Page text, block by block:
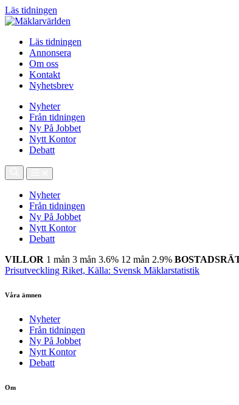
Läs tidningen
Läs tidningen
Annonsera
Om oss
Kontakt
Nyhetsbrev
Nyheter
Från tidningen
Ny På Jobbet
Nytt Kontor
Debatt
Nyheter
Från tidningen
Ny På Jobbet
Nytt Kontor
Debatt
VILLOR 1 mån 3 mån 3.6% 12 mån 2.9%
Prisutveckling Riket, Källa: Svensk Mäklarstatistik
Våra ämnen
Nyheter
Från tidningen
Ny På Jobbet
Nytt Kontor
Debatt
Om